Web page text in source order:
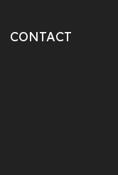
CONTACT